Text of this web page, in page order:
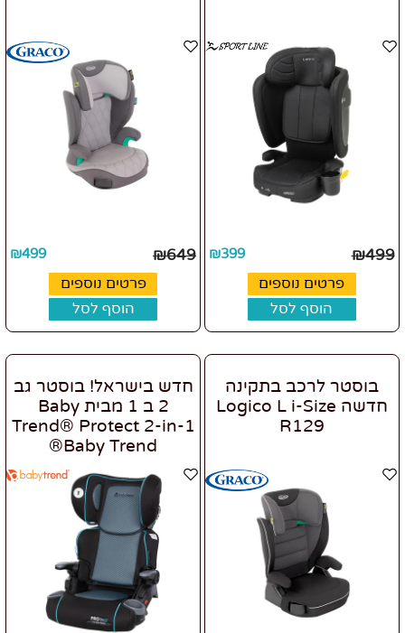
₪499
₪399
פרטים נוספים
הוסף לסל
₪649
₪499
פרטים נוספים
הוסף לסל
בוסטר לרכב בתקינה
חדשה Logico L i-Size
R129
חדש בישראל! בוסטר גב
2 ב 1 מבית Baby
Trend® Protect 2-in-1
®Baby Trend